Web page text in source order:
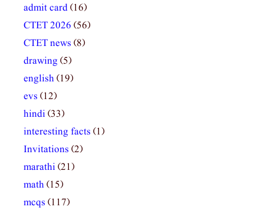
admit card(16)
CTET 2026 (56)
CTET news (8)
drawing (5)
english(19)
evs (12)
hindi(33)
interesting facts (1)
Invitations (2)
marathi(21)
math(15)
mcqs (117)